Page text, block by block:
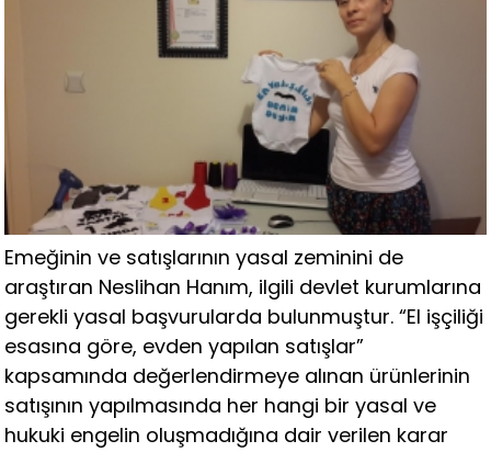
Emeğinin ve satışlarının yasal zeminini de
araştıran Neslihan Hanım, ilgili devlet kurumlarına
gerekli yasal başvurularda bulunmuştur. “El işçiliği
esasına göre, evden yapılan satışlar”
kapsamında değerlendirmeye alınan ürünlerinin
satışının yapılmasında her hangi bir yasal ve
hukuki engelin oluşmadığına dair verilen karar